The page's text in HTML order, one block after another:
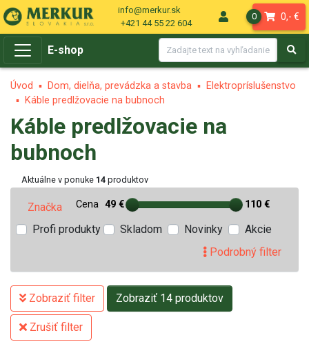
info@merkur.sk
+421 44 55 22 604
0 0,- €
E-shop
Úvod Dom, dielňa, prevádzka a stavba
Elektropríslušenstvo
Káble predlžovacie na bubnoch
Káble predlžovacie na
bubnoch
Aktuálne v ponuke 14 produktov
Značka Cena 49 € 110 €
Profi produkty Skladom Novinky
Akcie
Podrobný filter
Zobraziť filter Zobraziť 14 produktov
Zrušiť filter